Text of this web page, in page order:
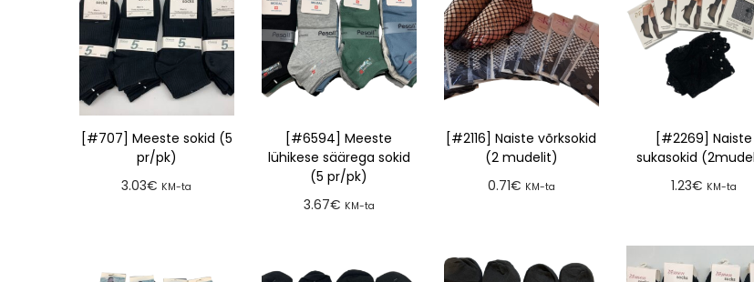
[#707] Meeste sokid (5
pr/pk)
3.03€ KM-ta
[#6594] Meeste
lühikese säärega sokid
(5 pr/pk)
3.67€ KM-ta
[#2116] Naiste võrksokid
(2 mudelit)
0.71€ KM-ta
[#2269] Naiste
sukasokid
1.23€ KM-ta